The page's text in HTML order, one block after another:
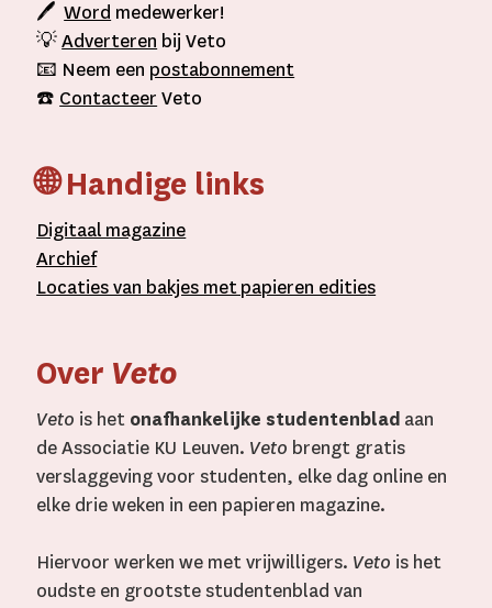
🖊Word medewerker!
💡Adverteren bij Veto
📧 Neem een postabonnement
☎️ Contacteer Veto
🌐 Handige links
Digitaal magazine
Archief
Locaties van bakjes metpapieren edities
Over Veto
Veto is het onafhankelijke studentenblad aan
de Associatie KU Leuven. Veto brengt gratis
verslaggeving voor studenten, elke dag online en
elke drie weken in een papieren magazine.
Hiervoor werken we met vrijwilligers. Veto is het
oudste en grootste studentenblad van